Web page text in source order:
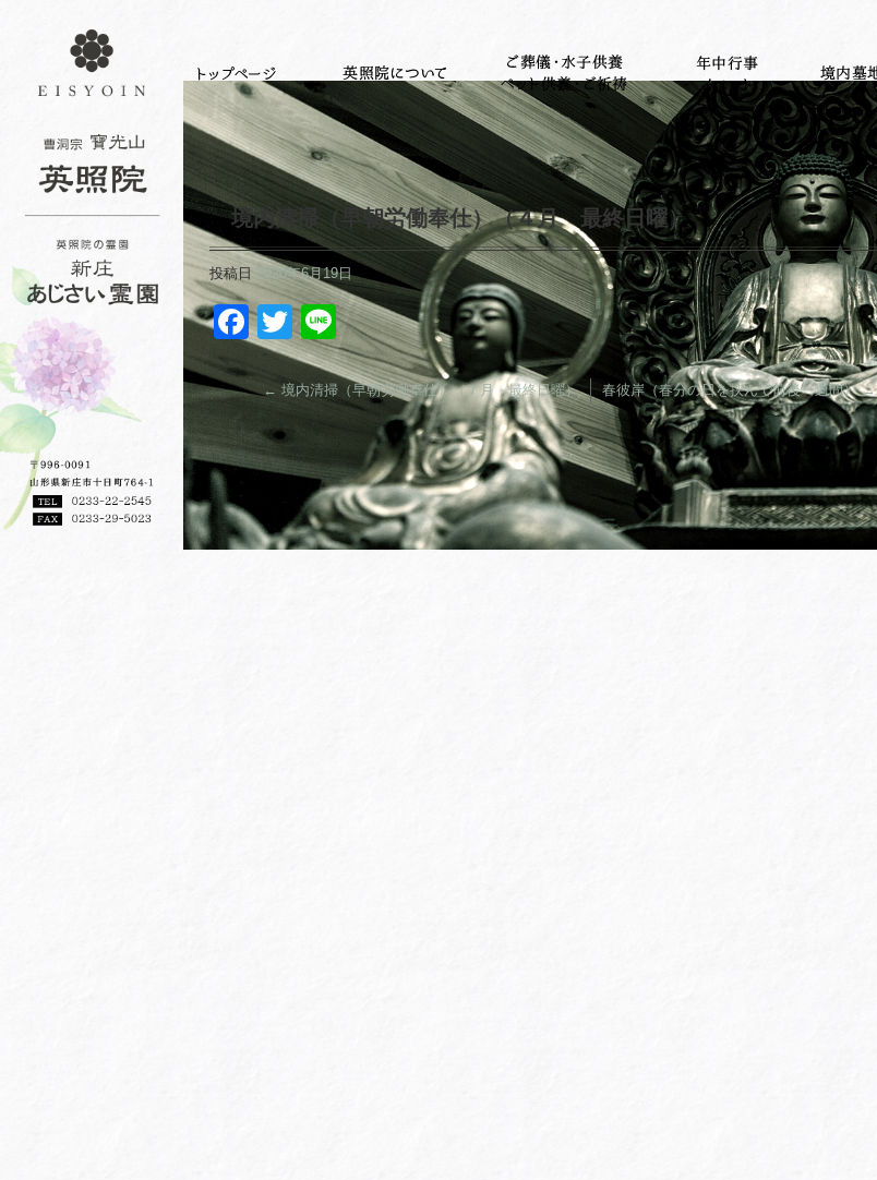
境内清掃（早朝労働奉仕）（４月 最終日曜）
投稿日 2020年6月19日
Facebook
Twitter
Line
← 境内清掃（早朝労働奉仕）（７月 最終日曜） 春彼岸（春分の日を挟んで前後一週間）→